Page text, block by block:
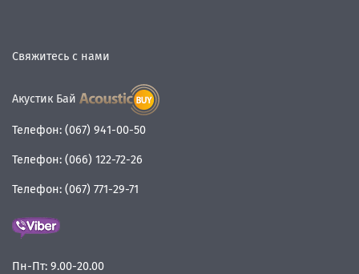
Свяжитесь с нами
Акустик Бай
Телефон: (067) 941-00-50
Телефон: (066) 122-72-26
Телефон: (067) 771-29-71
Пн-Пт: 9.00-20.00